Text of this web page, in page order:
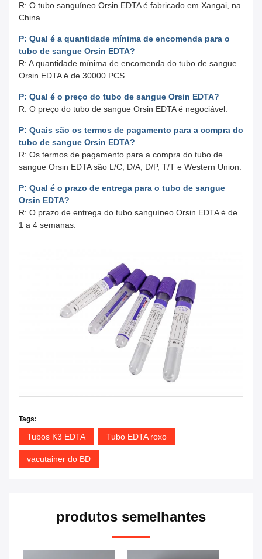
R: O tubo sanguíneo Orsin EDTA é fabricado em Xangai, na
China.
P: Qual é a quantidade mínima de encomenda para o
tubo de sangue Orsin EDTA?
R: A quantidade mínima de encomenda do tubo de sangue
Orsin EDTA é de 30000 PCS.
P: Qual é o preço do tubo de sangue Orsin EDTA?
R: O preço do tubo de sangue Orsin EDTA é negociável.
P: Quais são os termos de pagamento para a compra do
tubo de sangue Orsin EDTA?
R: Os termos de pagamento para a compra do tubo de
sangue Orsin EDTA são L/C, D/A, D/P, T/T e Western Union.
P: Qual é o prazo de entrega para o tubo de sangue
Orsin EDTA?
R: O prazo de entrega do tubo sanguíneo Orsin EDTA é de
1 a 4 semanas.
Tags:
Tubos K3 EDTA Tubo EDTA roxo
vacutainer do BD
produtos semelhantes